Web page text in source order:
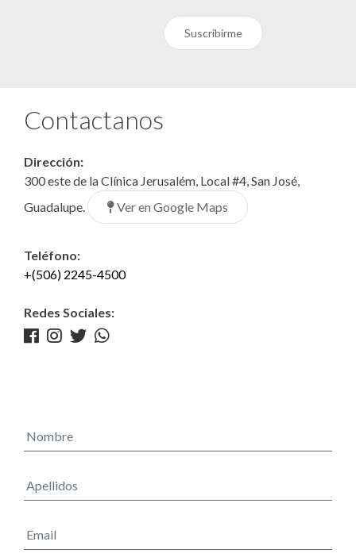
Suscribirme
Contactanos
Dirección:
300 este de la Clínica Jerusalém, Local #4, San José,
Guadalupe.
Ver en Google Maps
Teléfono:
+(506) 2245-4500
Redes Sociales: